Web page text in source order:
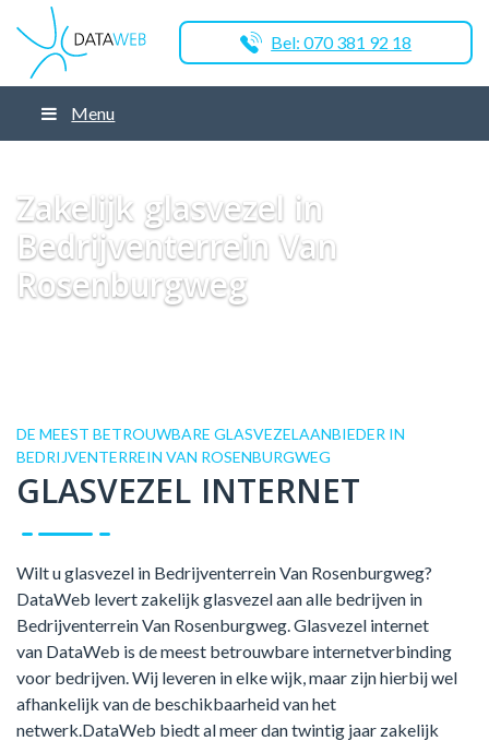
Bel: 070 381 92 18
Menu
Zakelijk glasvezel in
Bedrijventerrein Van
Rosenburgweg
DE MEEST BETROUWBARE GLASVEZELAANBIEDER IN
BEDRIJVENTERREIN VAN ROSENBURGWEG
GLASVEZEL INTERNET
Wilt u glasvezel in Bedrijventerrein Van Rosenburgweg?
DataWeb levert zakelijk glasvezel aan alle bedrijven in
Bedrijventerrein Van Rosenburgweg. Glasvezel internet
van DataWeb is de meest betrouwbare internetverbinding
voor bedrijven. Wij leveren in elke wijk, maar zijn hierbij wel
afhankelijk van de beschikbaarheid van het
netwerk.DataWeb biedt al meer dan twintig jaar zakelijk